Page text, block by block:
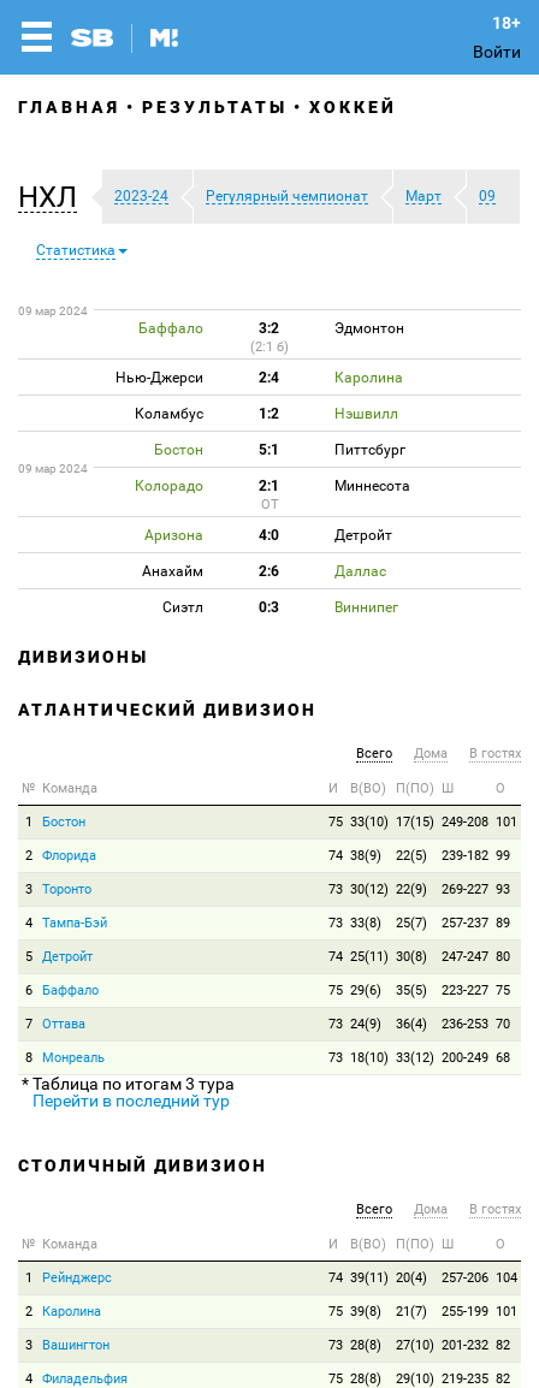
Войти
ГЛАВНАЯ РЕЗУЛЬТАТЫ ХОККЕЙ
НХЛ 2023-24 Регулярный чемпионат Март 09
Статистика
09 мар 2024
Баффало 3:2 Эдмонтон
(2:1 б)
Нью-Джерси 2:4 Каролина
Коламбус 1:2 Нэшвилл
Бостон 5:1 Питтсбург
09 мар 2024
Колорадо 2:1 Миннесота
ОТ
Аризона 4:0 Детройт
Анахайм 2:6 Даллас
Сиэтл 0:3 Виннипег
ДИВИЗИОНЫ
АТЛАНТИЧЕСКИЙ ДИВИЗИОН
Всего Дома В гостях
№ Команда И В(ВО) П(ПО) Ш О
1 Бостон 75 33(10) 17(15) 249-208 101
2 Флорида 74 38(9) 22(5) 239-182 99
3 Торонто 73 30(12) 22(9) 269-227 93
4 Тампа-Бэй 73 33(8) 25(7) 257-237 89
5 Детройт 74 25(11) 30(8) 247-247 80
6 Баффало 75 29(6) 35(5) 223-227 75
7 Оттава 73 24(9) 36(4) 236-253 70
8 Монреаль 73 18(10) 33(12) 200-249 68
* Таблица по итогам 3 тура
Перейти в последний тур
СТОЛИЧНЫЙ ДИВИЗИОН
Всего Дома В гостях
№ Команда И В(ВО) П(ПО) Ш О
1 Рейнджерс 74 39(11) 20(4) 257-206 104
2 Каролина 75 39(8) 21(7) 255-199 101
3 Вашингтон 73 28(8) 27(10) 201-232 82
4 Филадельфия 75 28(8) 29(10) 219-235 82